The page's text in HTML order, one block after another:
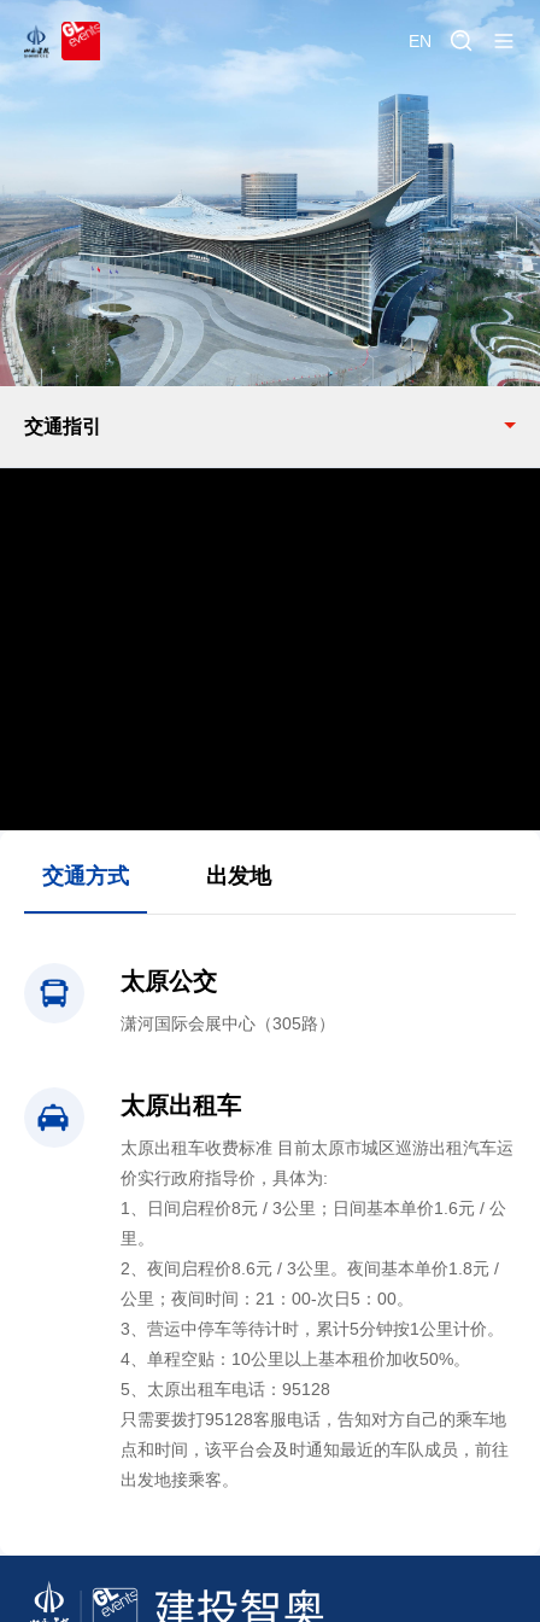
EN
交通指引
交通方式 出发地
太原公交
潇河国际会展中心（305路）
太原出租车
太原出租车收费标准 目前太原市城区巡游出租汽车运
价实行政府指导价，具体为:
1、日间启程价8元 / 3公里；日间基本单价1.6元 / 公
里。
2、夜间启程价8.6元 / 3公里。夜间基本单价1.8元 /
公里；夜间时间：21：00-次日5：00。
3、营运中停车等待计时，累计5分钟按1公里计价。
4、单程空贴：10公里以上基本租价加收50%。
5、太原出租车电话：95128
只需要拨打95128客服电话，告知对方自己的乘车地
点和时间，该平台会及时通知最近的车队成员，前往
出发地接乘客。